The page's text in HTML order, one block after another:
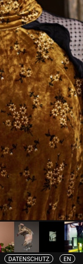
DATENSCHUTZ EN